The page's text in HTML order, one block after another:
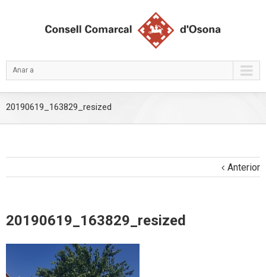
Anar a
20190619_163829_resized
Anterior
20190619_163829_resized